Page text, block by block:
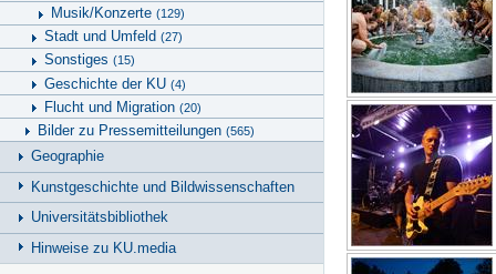
Musik/Konzerte (129)
Stadt und Umfeld (27)
Sonstiges (15)
Geschichte der KU (4)
Flucht und Migration (20)
Bilder zu Pressemitteilungen (565)
Geographie
Kunstgeschichte und Bildwissenschaften
Universitätsbibliothek
Hinweise zu KU.media